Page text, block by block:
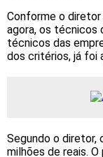
Conforme o diretor
agora, os técnicos
técnicos das
dos critérios, já foi
Segundo o diretor,
milhões de reais.